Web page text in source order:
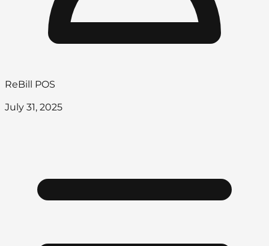
ReBill POS
July 31, 2025